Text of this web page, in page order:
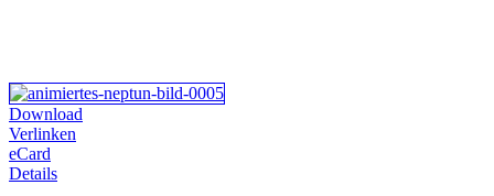
Download
Verlinken
eCard
Details